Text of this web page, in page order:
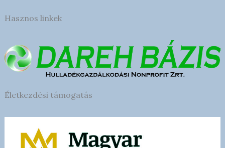
Hasznos linkek
Életkezdési támogatás